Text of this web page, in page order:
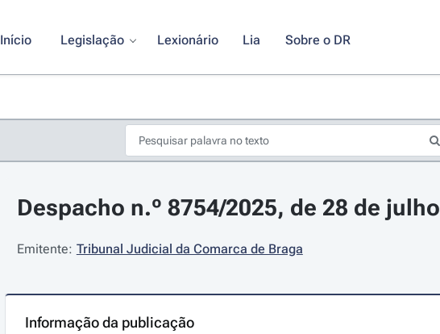
Início Legislação Lexionário Lia Sobre o DR
Despacho n.º 8754/2025, de 28 de julho
Emitente: Tribunal Judicial da Comarca de Braga
Informação da publicação